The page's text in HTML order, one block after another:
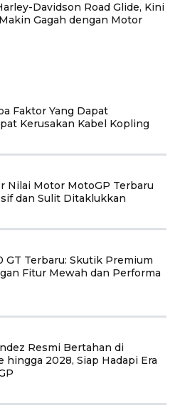
Davidson Road Glide, Kini
Gagah dengan Motor
Faktor Yang Dapat
Kerusakan Kabel Kopling
Nilai Motor MotoGP Terbaru
dan Sulit Ditaklukkan
GT Terbaru: Skutik Premium
Fitur Mewah dan Performa
Resmi Bertahan di
hingga 2028, Siap Hadapi Era